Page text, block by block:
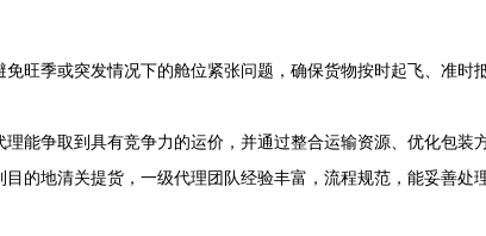
免旺季或突发情况下的舱位紧张问题，确保货物按时起飞、准
能争取到具有竞争力的运价，并通过整合运输资源、优化包装
目的地清关提货，一级代理团队经验丰富，流程规范，能妥善